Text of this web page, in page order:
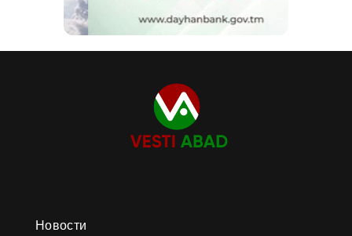
Новости